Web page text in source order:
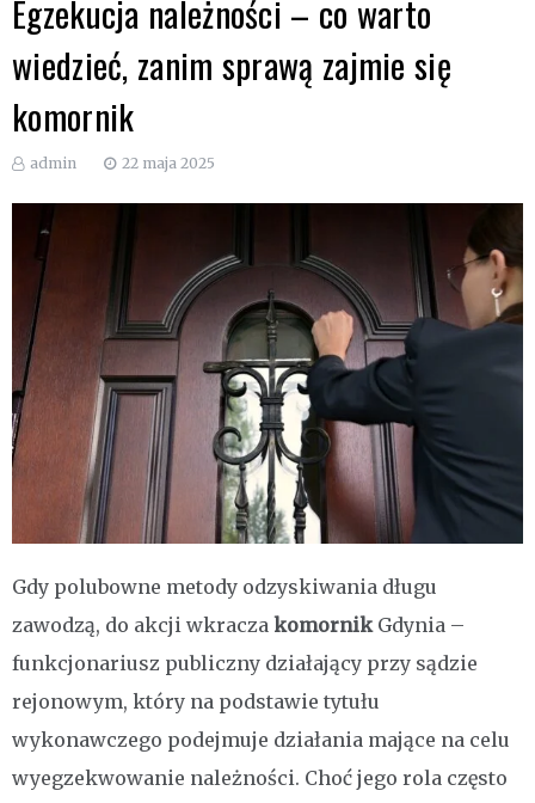
Egzekucja należności – co warto
wiedzieć, zanim sprawą zajmie się
komornik
admin 22 maja 2025
Gdy polubowne metody odzyskiwania długu
zawodzą, do akcji wkracza komornikGdynia –
funkcjonariusz publiczny działający przy sądzie
rejonowym, który na podstawie tytułu
wykonawczego podejmuje działania mające na celu
wyegzekwowanie należności. Choć jego rola często